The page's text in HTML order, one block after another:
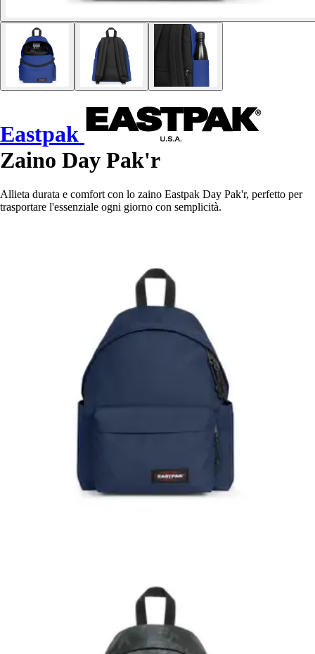
Eastpak
Zaino Day Pak'r
Allieta durata e comfort con lo zaino Eastpak Day Pak'r, perfetto per
trasportare l'essenziale ogni giorno con semplicità.